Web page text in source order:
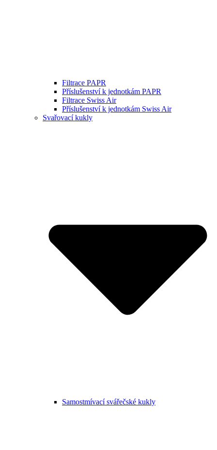
Filtrace PAPR
Příslušenství k jednotkám PAPR
Filtrace Swiss Air
Příslušenství k jednotkám Swiss Air
Svařovací kukly
Samostmívací svářečské kukly